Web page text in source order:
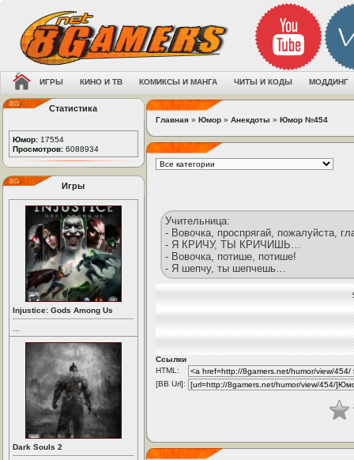
ИГРЫ КИНО И ТВ КОМИКСЫ И МАНГА ЧИТЫ И КОДЫ МОДДИНГ
Статистика
Юмор: 17554
Просмотров: 6088934
Игры
Injustice: Gods Among Us
Dark Souls 2
Главная » Юмор » Анекдоты » Юмор №454
Учительница:
- Вовочка, проспрягай, пожалуйста,
- Я КРИЧУ, ТЫ КРИЧИШЬ…
- Вовочка, потише, потише!
- Я шепчу, ты шепчешь…
Ссылки
HTML:
[BB Url]: